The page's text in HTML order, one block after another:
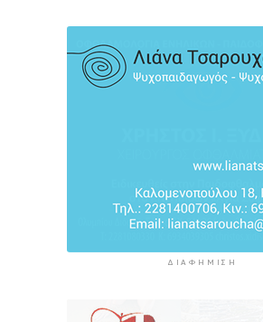
Γονικές παροχές: Πότε μπορεί
δωρεές και να φορολογηθούν
ΔΙΑΦΉΜΙΣΗ